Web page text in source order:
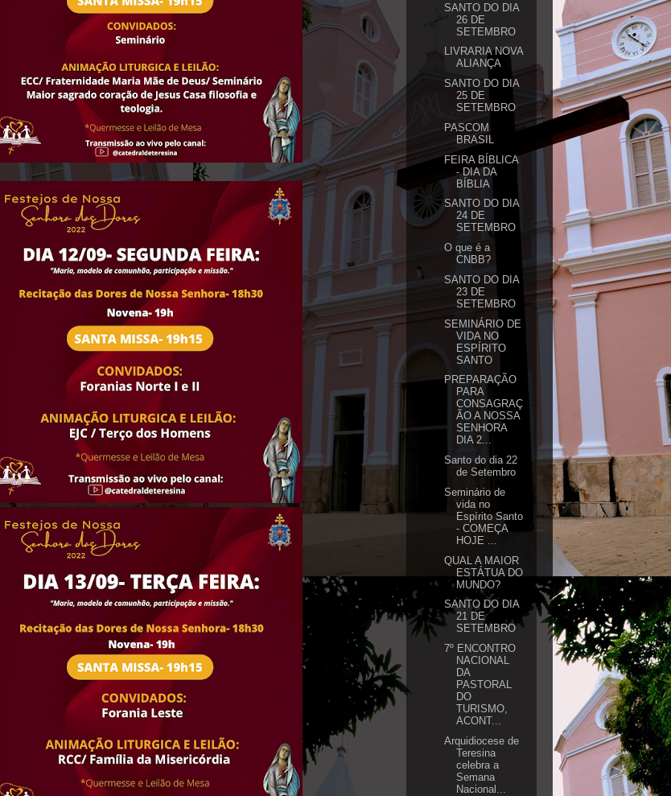
SANTO DO DIA
26 DE
SETEMBRO
LIVRARIA NOVA
ALIANÇA
SANTO DO DIA
25 DE
SETEMBRO
PASCOM
BRASIL
FEIRA BÍBLICA
- DIA DA
BÍBLIA
SANTO DO DIA
24 DE
SETEMBRO
O que é a
CNBB?
SANTO DO DIA
23 DE
SETEMBRO
SEMINÁRIO DE
VIDA NO
ESPÍRITO
SANTO
PREPARAÇÃO
PARA
CONSAGRAÇ
ÃO A NOSSA
SENHORA
DIA 2...
Santo do dia 22
de Setembro
Seminário de
vida no
Espírito Santo
- COMEÇA
HOJE ...
QUAL A MAIOR
ESTÁTUA DO
MUNDO?
SANTO DO DIA
21 DE
SETEMBRO
7º ENCONTRO
NACIONAL
DA
PASTORAL
DO
TURISMO,
ACONT...
Arquidiocese de
Teresina
celebra a
Semana
Nacional...